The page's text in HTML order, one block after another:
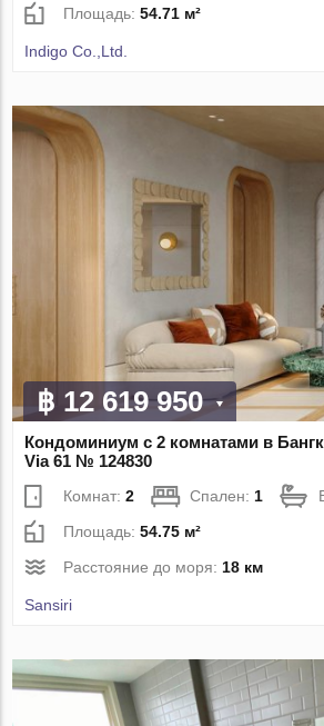
Площадь:54.71 м²
Indigo Co.,Ltd.
฿ 12 619 950
Кондоминиум с 2 комнатами в
Via 61 № 124830
Комнат:2 Спален: 1
Площадь:54.75 м²
Расстояние до моря: 18 км
Sansiri